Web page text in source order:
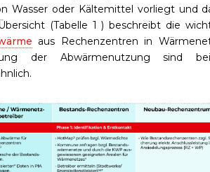
Wasser oder Kältemittel vorliegt und
(Tabelle 1 ) beschreibt die
aus Rechenzentren in
der Abwärmenutzung sind